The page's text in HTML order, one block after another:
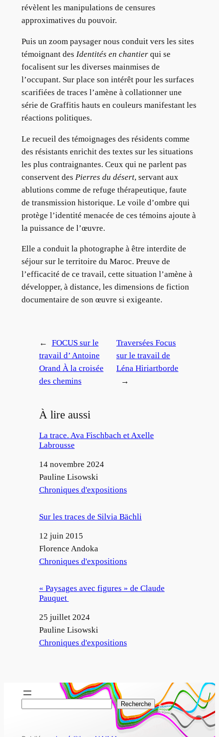
révèlent les manipulations de censures
approximatives du pouvoir.
Puis un zoom paysager nous conduit vers les sites
témoignant des Identités en chantierqui se
focalisent sur les diverses mainmises de
l’occupant. Sur place son intérêt pour les surfaces
scarifiées de traces l’amène à collationner une
série de Graffitis hauts en couleurs manifestant les
réactions politiques.
Le recueil des témoignages des résidents comme
des résistants enrichit des textes sur les situations
les plus contraignantes. Ceux qui ne parlent pas
conservent des Pierres du désert, servant aux
ablutions comme de refuge thérapeutique, faute
de transmission historique. Le voile d’ombre qui
protège l’identité menacée de ces témoins ajoute à
la puissance de l’œuvre.
Elle a conduit la photographe à être interdite de
séjour sur le territoire du Maroc. Preuve de
l’efficacité de ce travail, cette situation l’amène à
développer, à distance, les dimensions de fiction
documentaire de son œuvre si exigeante.
←
FOCUS sur le
travail d’ Antoine
Orand À la croisée
des chemins
Traversées Focus
sur le travail de
Léna Hiriartborde
→
À lire aussi
La trace. Ava Fischbach et Axelle
Labrousse
Date
14 novembre 2024
Auteur
Pauline Lisowski
Par rapport à
Chroniques d'expositions
Sur les traces de Silvia Bächli
Date
12 juin 2015
Auteur
Florence Andoka
Par rapport à
Chroniques d'expositions
« Paysages avec figures » de Claude
Pauquet
Date
25 juillet 2024
Auteur
Pauline Lisowski
Par rapport à
Chroniques d'expositions
Recherche